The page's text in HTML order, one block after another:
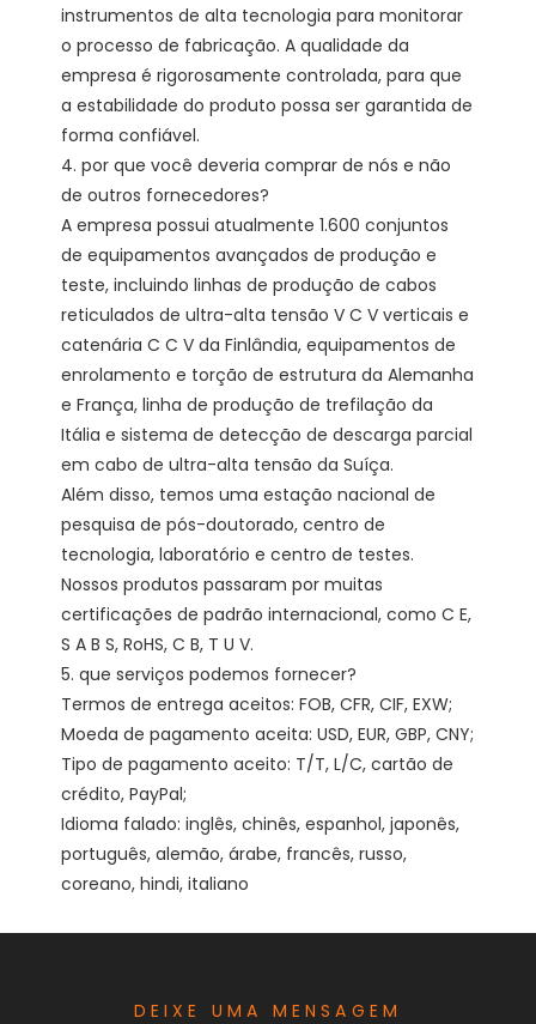
instrumentos de alta tecnologia para monitorar
o processo de fabricação. A qualidade da
empresa é rigorosamente controlada, para que
a estabilidade do produto possa ser garantida de
forma confiável.
4. por que você deveria comprar de nós e não
de outros fornecedores?
A empresa possui atualmente 1.600 conjuntos
de equipamentos avançados de produção e
teste, incluindo linhas de produção de cabos
reticulados de ultra-alta tensão V C V verticais e
catenária C C V da Finlândia, equipamentos de
enrolamento e torção de estrutura da Alemanha
e França, linha de produção de trefilação da
Itália e sistema de detecção de descarga parcial
em cabo de ultra-alta tensão da Suíça.
Além disso, temos uma estação nacional de
pesquisa de pós-doutorado, centro de
tecnologia, laboratório e centro de testes.
Nossos produtos passaram por muitas
certificações de padrão internacional, como C E,
S A B S, RoHS, C B, T U V.
5. que serviços podemos fornecer?
Termos de entrega aceitos: FOB, CFR, CIF, EXW;
Moeda de pagamento aceita: USD, EUR, GBP, CNY;
Tipo de pagamento aceito: T/T, L/C, cartão de
crédito, PayPal;
Idioma falado: inglês, chinês, espanhol, japonês,
português, alemão, árabe, francês, russo,
DEIXE UMA MENSAGEM